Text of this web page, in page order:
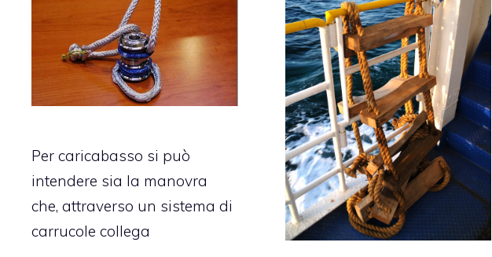
Per caricabasso si può
intendere sia la manovra
che, attraverso un sistema di
carrucole collega